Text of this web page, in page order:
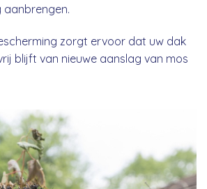
zorgt ervoor dat uw dak
blijft van nieuwe aanslag van mos